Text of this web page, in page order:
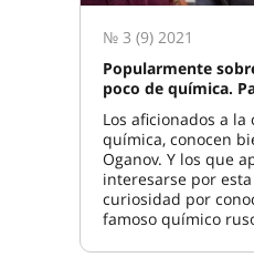
№ 3 (9) 2021
Popularmente
poco de química.
Los aficionados a
química, conocen
Oganov. Y los que
interesarse por
curiosidad por
famoso químico